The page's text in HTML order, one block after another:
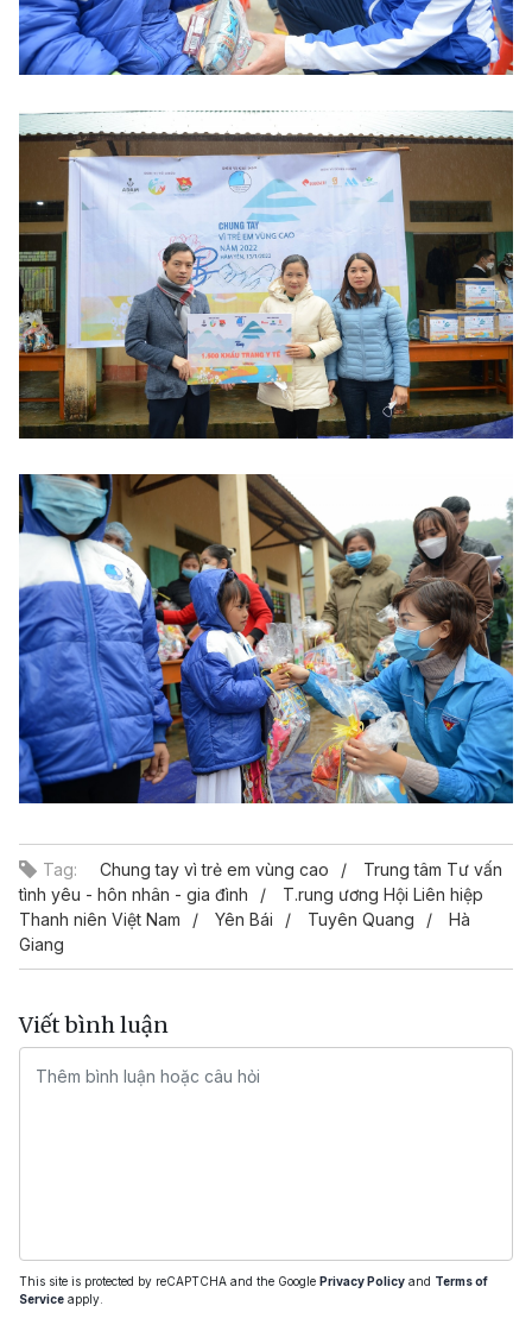
Tag: Chung tay vì trẻ em vùng cao
Trung tâm Tư vấn
tình yêu - hôn nhân - gia đình
T.rung ương Hội Liên hiệp
Thanh niên Việt Nam
Yên Bái Tuyên Quang
Hà
Giang
Viết bình luận
This site is protected by reCAPTCHA and the Google Privacy Policy and Terms of
Service apply.